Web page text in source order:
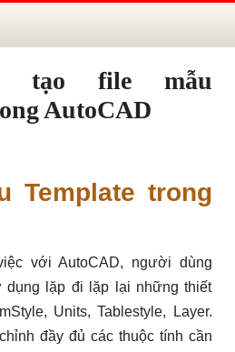
tạo file mẫu
AutoCAD
Template trong
với AutoCAD, người dùng
dụng lặp đi lặp lại những thiết
Units, Tablestyle, Layer.
đầy đủ các thuộc tính cần